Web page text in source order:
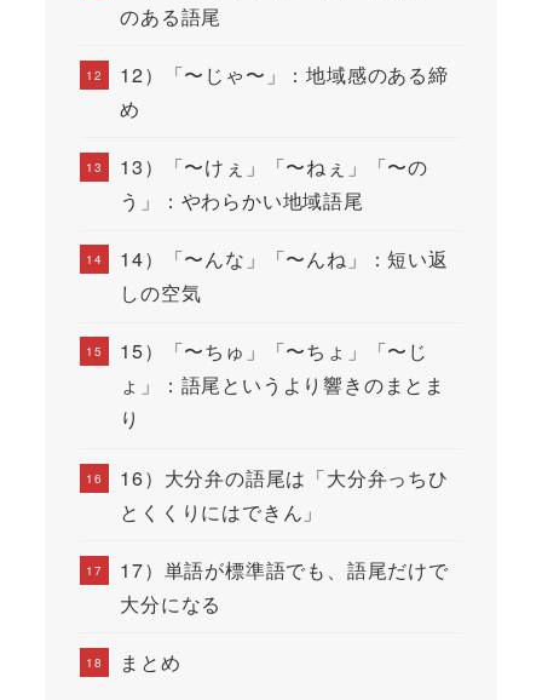
のある語尾
12）「〜じゃ〜」：地域感のある締
め
13）「〜けぇ」「〜ねぇ」「〜の
う」：やわらかい地域語尾
14）「〜んな」「〜んね」：短い返
しの空気
15）「〜ちゅ」「〜ちょ」「〜じ
ょ」：語尾というより響きのまとま
り
16）大分弁の語尾は「大分弁っちひ
とくくりにはできん」
17）単語が標準語でも、語尾だけで
大分になる
まとめ